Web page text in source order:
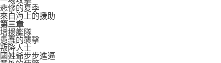
悲慘的夏季
來自海上的援助
第三章
增援艦隊
愚蠢的襲擊
叛降人士
國姓爺步步進逼